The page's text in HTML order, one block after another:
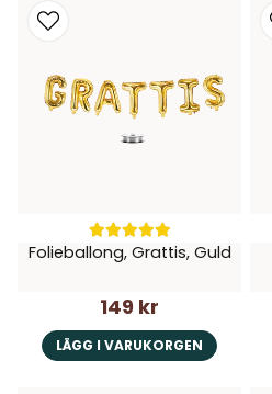
Folieballong, Grattis, Guld
149 kr
LÄGG I VARUKORGEN